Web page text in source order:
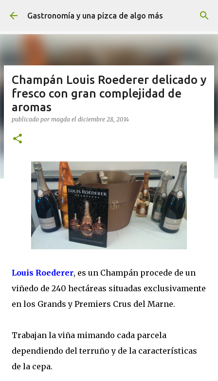
Ir al contenido principal
Gastronomía y una pizca de algo más
Champán Louis Roederer delicado y
fresco con gran complejidad de
aromas
publicado por magda el diciembre 28, 2014
Louis Roederer, es un Champán procede de un
viñedo de 240 hectáreas situadas exclusivamente
en los Grands y Premiers Crus del Marne.
Trabajan la viña mimando cada parcela
dependiendo del terruño y de la características
de la cepa.